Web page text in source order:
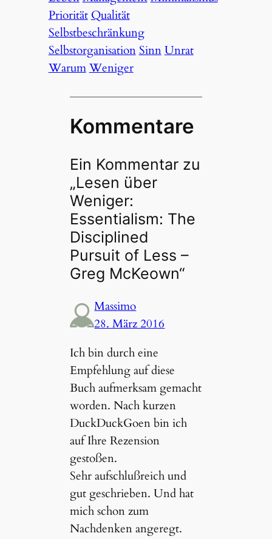
Priorität Qualität
Selbstbeschränkung
Selbstorganisation Sinn Unrat
Warum Weniger
Kommentare
Ein Kommentar zu
„Lesen über
Weniger:
Essentialism: The
Disciplined
Pursuit of Less –
Greg McKeown“
Massimo
28. März 2016
Ich bin durch eine
Empfehlung auf diese
Buch aufmerksam gemacht
worden. Nach kurzen
DuckDuckGoen bin ich
auf Ihre Rezension
gestoßen.
Sehr aufschlußreich und
gut geschrieben. Und hat
mich schon zum
Nachdenken angeregt.